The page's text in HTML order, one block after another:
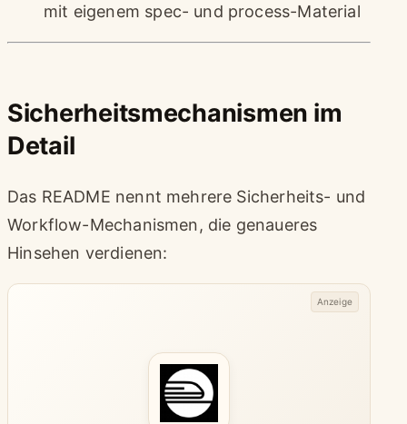
mit eigenem spec- und process-Material
Sicherheitsmechanismen im
Detail
Das README nennt mehrere Sicherheits- und
Workflow-Mechanismen, die genaueres
Hinsehen verdienen:
Anzeige